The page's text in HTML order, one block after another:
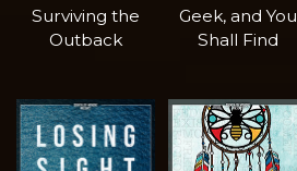
Surviving the
Outback
Geek, and You
Shall Find